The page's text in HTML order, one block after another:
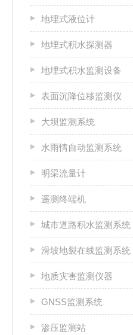
地埋式液位计
地埋式积水探测器
地埋式积水监测设备
表面沉降位移监测仪
大坝监测系统
水雨情自动监测系统
明渠流量计
遥测终端机
城市道路积水监测系统
滑坡地裂在线监测系统
地质灾害监测仪器
GNSS监测系统
渗压监测站